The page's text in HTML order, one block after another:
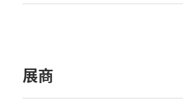
展商